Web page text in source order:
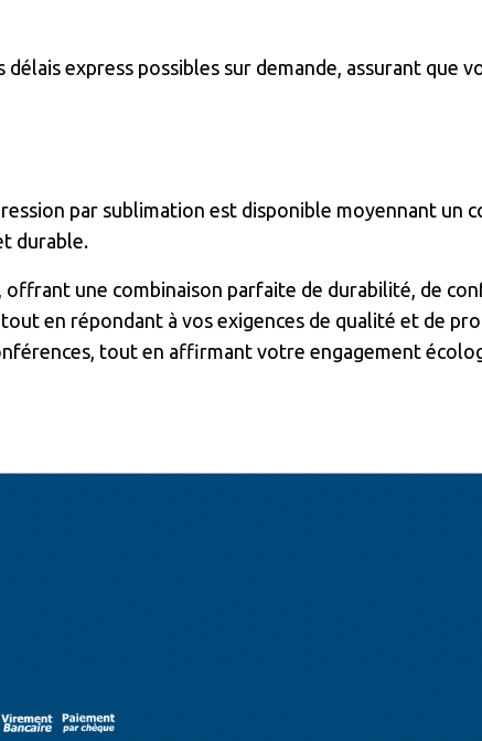
express possibles sur demande, assurant que
par sublimation est disponible moyennant un
durable.
offrant une combinaison parfaite de durabilité, de
en répondant à vos exigences de qualité et de
tout en affirmant votre engagement